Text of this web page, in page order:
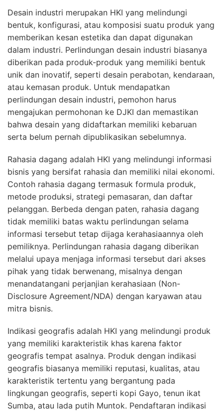
Desain industri merupakan HKI yang melindungi
bentuk, konfigurasi, atau komposisi suatu produk yang
memberikan kesan estetika dan dapat digunakan
dalam industri. Perlindungan desain industri biasanya
diberikan pada produk-produk yang memiliki bentuk
unik dan inovatif, seperti desain perabotan, kendaraan,
atau kemasan produk. Untuk mendapatkan
perlindungan desain industri, pemohon harus
mengajukan permohonan ke DJKI dan memastikan
bahwa desain yang didaftarkan memiliki kebaruan
serta belum pernah dipublikasikan sebelumnya.
Rahasia dagang adalah HKI yang melindungi informasi
bisnis yang bersifat rahasia dan memiliki nilai ekonomi.
Contoh rahasia dagang termasuk formula produk,
metode produksi, strategi pemasaran, dan daftar
pelanggan. Berbeda dengan paten, rahasia dagang
tidak memiliki batas waktu perlindungan selama
informasi tersebut tetap dijaga kerahasiaannya oleh
pemiliknya. Perlindungan rahasia dagang diberikan
melalui upaya menjaga informasi tersebut dari akses
pihak yang tidak berwenang, misalnya dengan
menandatangani perjanjian kerahasiaan (Non-
Disclosure Agreement/NDA) dengan karyawan atau
mitra bisnis.
Indikasi geografis adalah HKI yang melindungi produk
yang memiliki karakteristik khas karena faktor
geografis tempat asalnya. Produk dengan indikasi
geografis biasanya memiliki reputasi, kualitas, atau
karakteristik tertentu yang bergantung pada
lingkungan geografis, seperti kopi Gayo, tenun ikat
Sumba, atau lada putih Muntok. Pendaftaran indikasi